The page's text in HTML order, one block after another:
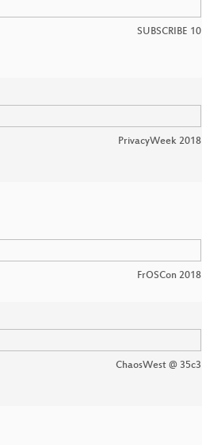
SUBSCRIBE 10
PrivacyWeek 2018
FrOSCon 2018
ChaosWest @ 35c3